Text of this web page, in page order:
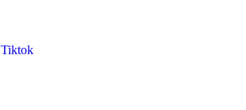
Tiktok